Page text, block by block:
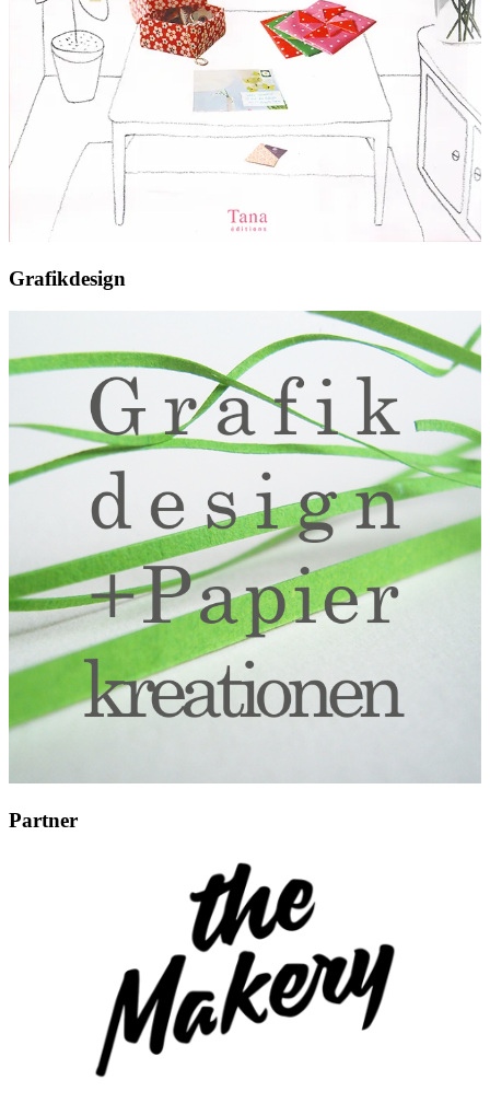
Grafikdesign
Partner